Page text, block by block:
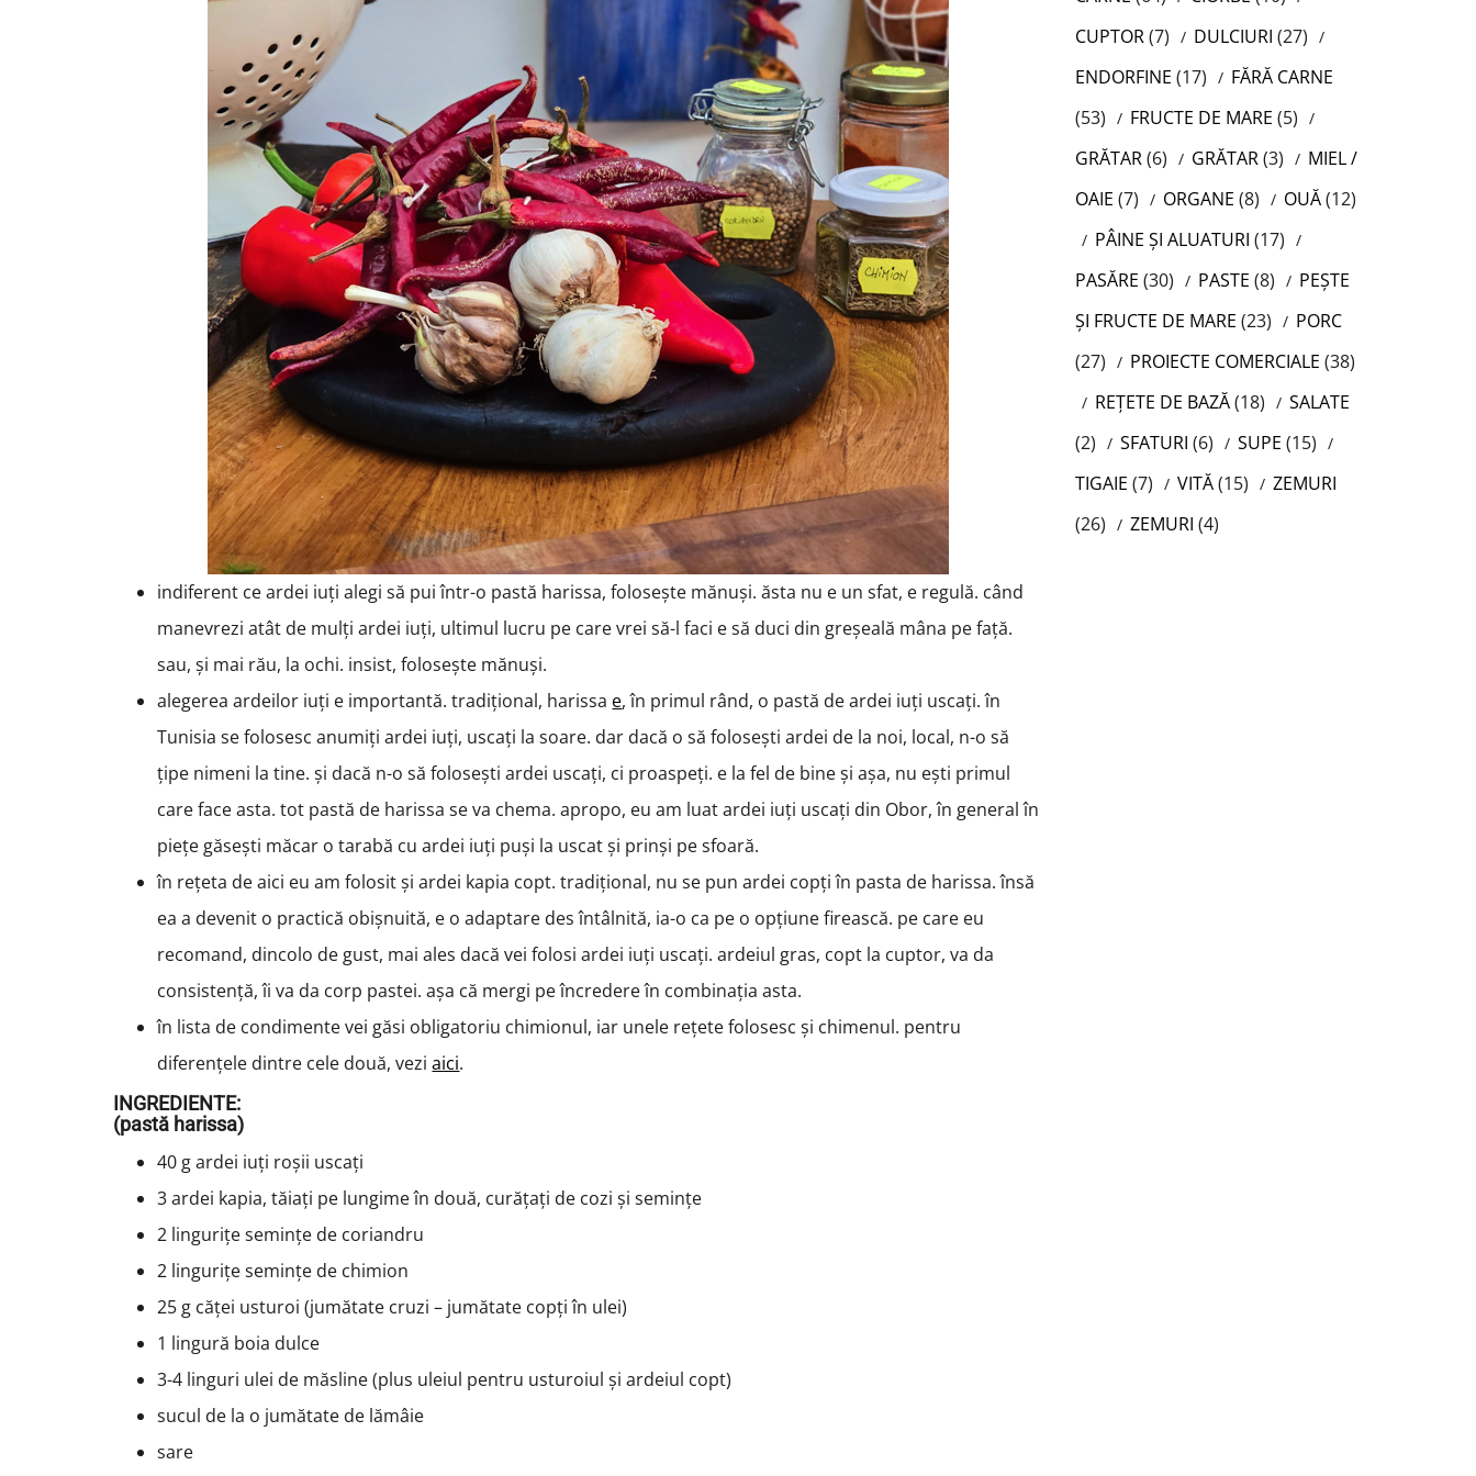
indiferent ce ardei iuți alegi să pui într-o pastă harissa, folosește mănuși. ăsta nu e un sfat, e regulă. când
manevrezi atât de mulți ardei iuți, ultimul lucru pe care vrei să-l faci e să duci din greșeală mâna pe față.
sau, și mai rău, la ochi. insist, folosește mănuși.
alegerea ardeilor iuți e importantă. tradițional, harissa e, în primul rând, o pastă de ardei iuți uscați. în
Tunisia se folosesc anumiți ardei iuți, uscați la soare. dar dacă o să folosești ardei de la noi, local, n-o să
țipe nimeni la tine. și dacă n-o să folosești ardei uscați, ci proaspeți. e la fel de bine și așa, nu ești primul
care face asta. tot pastă de harissa se va chema. apropo, eu am luat ardei iuți uscați din Obor, în general în
piețe găsești măcar o tarabă cu ardei iuți puși la uscat și prinși pe sfoară.
în rețeta de aici eu am folosit și ardei kapia copt. tradițional, nu se pun ardei copți în pasta de harissa. însă
ea a devenit o practică obișnuită, e o adaptare des întâlnită, ia-o ca pe o opțiune firească. pe care eu
recomand, dincolo de gust, mai ales dacă vei folosi ardei iuți uscați. ardeiul gras, copt la cuptor, va da
consistență, îi va da corp pastei. așa că mergi pe încredere în combinația asta.
în lista de condimente vei găsi obligatoriu chimionul, iar unele rețete folosesc și chimenul. pentru
diferențele dintre cele două, veziaici.
INGREDIENTE:
(pastă harissa)
40 g ardei iuți roșii uscați
3 ardei kapia, tăiați pe lungime în două, curățați de cozi și semințe
2 lingurițe semințe de coriandru
2 lingurițe semințe de chimion
25 g căței usturoi (jumătate cruzi – jumătate copți în ulei)
1 lingură boia dulce
3-4 linguri ulei de măsline (plus uleiul pentru usturoiul și ardeiul copt)
sucul de la o jumătate de lămâie
sare
CUPTOR(7) DULCIURI (27)
ENDORFINE (17)
FĂRĂ CARNE
(53)
FRUCTE DE MARE (5)
GRĂTAR(6) GRĂTAR(3)
MIEL /
OAIE (7) ORGANE (8) OUĂ(12)
PÂINE ȘI ALUATURI (17)
PASĂRE (30) PASTE (8)
PEȘTE
ȘI FRUCTE DE MARE (23)
PORC
(27)
PROIECTE COMERCIALE (38)
REȚETE DE BAZĂ(18)
SALATE
(2)
SFATURI (6) SUPE (15)
TIGAIE (7) VITĂ(15)
ZEMURI
(26)
ZEMURI (4)